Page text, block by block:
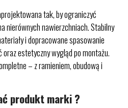
tak, by ograniczyć
nierównych nawierzchniach. Stabilny
i dopracowane spasowanie
estetyczny wygląd po montażu.
– z ramieniem, obudową i
produkt marki ?